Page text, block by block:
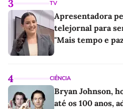
3 TV
Apresentadora
telejornal para
"Mais tempo e
4 CIÊNCIA
Bryan Johnson,
até os 100 anos,